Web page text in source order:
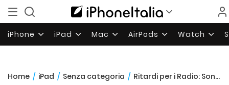
iPhone iPad Mac AirPods Watch
Home / iPad / Senza categoria / Ritardi per i Radio: Sony e Warner non si accordano con Apple